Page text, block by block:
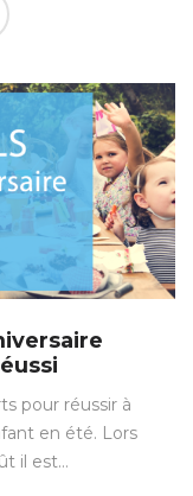
pour réussir à
en été. Lors
il est…